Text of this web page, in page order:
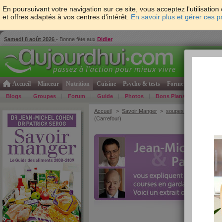
En poursuivant votre navigation sur ce site, vous acceptez
et offres adaptés à vos centres d'intérêt. En savoir plus et gérer ces
Samedi 8 août 2026 - Bonne fête aux Didier
Accueil Minceur Nutrition Cuisine Psycho & tests Forme & santé
Blogs Groupes Forum Guide Photos Bons Plans
Accueil > Savoir Manger > soupes et potages
(Carrefour)